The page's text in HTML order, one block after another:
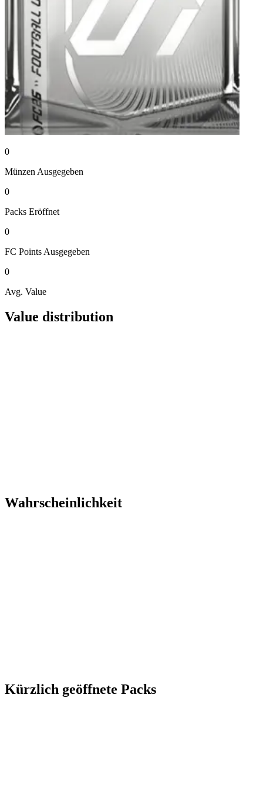
0
Münzen Ausgegeben
0
Packs Eröffnet
0
FC Points Ausgegeben
0
Avg. Value
Value distribution
Wahrscheinlichkeit
Kürzlich geöffnete Packs